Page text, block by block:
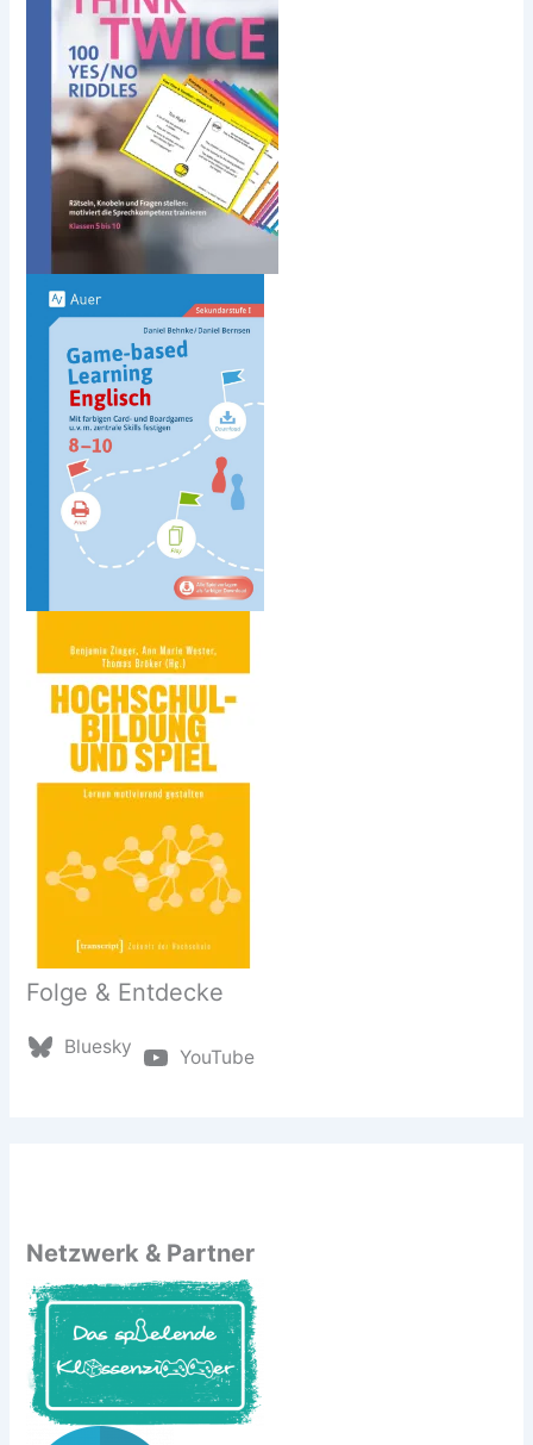
Folge & Entdecke
Bluesky YouTube
Netzwerk & Partner